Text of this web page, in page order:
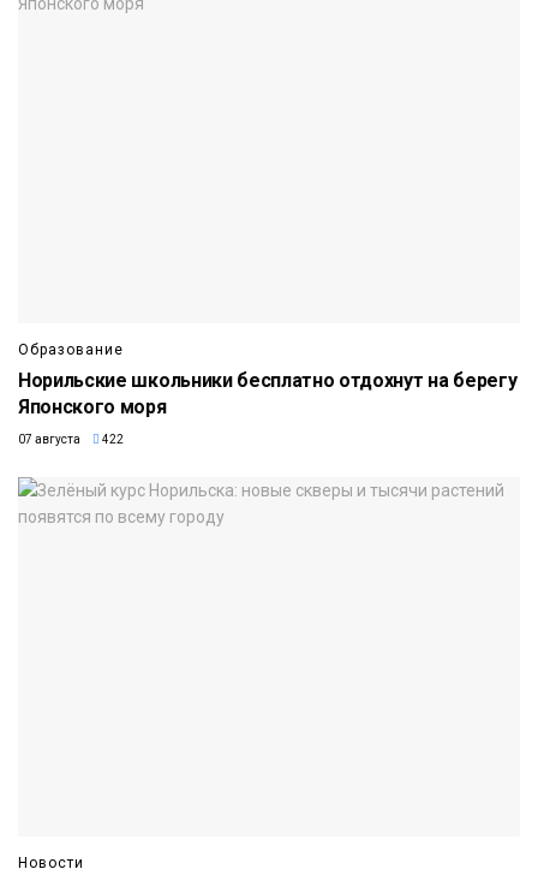
Образование
Норильские школьники бесплатно отдохнут на берегу
Японского моря
07 августа 422
Новости